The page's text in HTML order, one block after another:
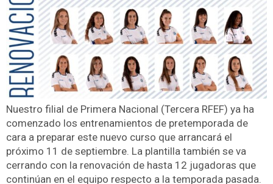
Nuestro filial de Primera Nacional (Tercera RFEF) ya ha
comenzado los entrenamientos de pretemporada de
cara a preparar este nuevo curso que arrancará el
próximo 11 de septiembre. La plantilla también se va
cerrando con la renovación de hasta 12 jugadoras que
continúan en el equipo respecto a la temporada pasada.